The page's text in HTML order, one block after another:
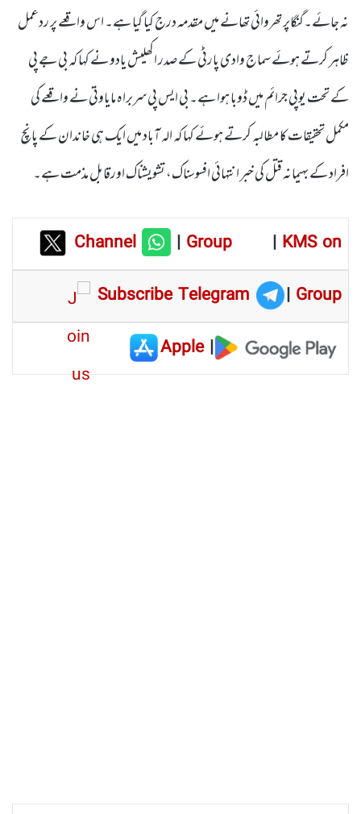
نہ جائے۔گنگاپر تھروائی تھانے میں مقدمہ درج کیا گیا ہے۔ اس واقعے پر ردعمل
ظاہر کرتے ہوئے سماج وادی پارٹی کے صدر اکھلیش یادو نے کہا کہ بی جے پی
کے تحت یوپی جرائم میں ڈوبا ہوا ہے۔ بی ایس پی سربراہ مایاوتی نے واقعے کی
مکمل تحقیقات کا مطالبہ کرتے ہوئے کہا کہ الہ آباد میں ایک ہی خاندان کے پانچ
افراد کے بہیمانہ قتل کی خبر انتہائی افسوسناک، تشویشناک اورقابل مذمت ہے۔
Channel |Group | KMS on
Subscribe Telegram
| Group
|
Apple